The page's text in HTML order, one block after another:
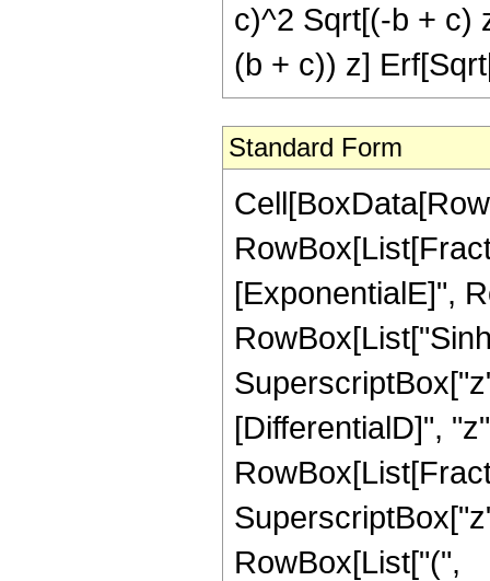
c)^2 Sqrt[(-b + c)
(b + c)) z]
Standard Form
[ExponentialE]",
[DifferentialD]",
RowBox[List["(",